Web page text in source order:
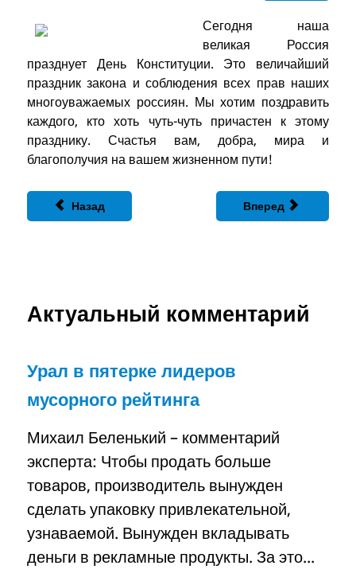
Сегодня наша
великая Россия
празднует День Конституции. Это величайший
праздник закона и соблюдения всех прав наших
многоуважаемых россиян. Мы хотим поздравить
каждого, кто хоть чуть-чуть причастен к этому
празднику. Счастья вам, добра, мира и
благополучия на вашем жизненном пути!
Назад Вперед
Актуальный комментарий
Урал в пятерке лидеров
мусорного рейтинга
Михаил Беленький – комментарий
эксперта: Чтобы продать больше
товаров, производитель вынужден
сделать упаковку привлекательной,
узнаваемой. Вынужден вкладывать
деньги в рекламные продукты. За это...